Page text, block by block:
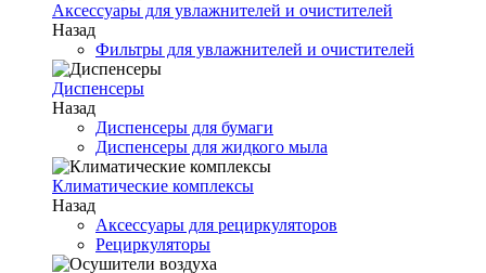
Аксессуары для увлажнителей и очистителей
Назад
Фильтры для увлажнителей и очистителей
Диспенсеры
Назад
Диспенсеры для бумаги
Диспенсеры для жидкого мыла
Климатические комплексы
Назад
Аксессуары для рециркуляторов
Рециркуляторы